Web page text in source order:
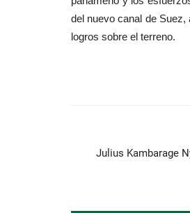
del nuevo canal de
logros sobre el terreno.
Julius Kambarage